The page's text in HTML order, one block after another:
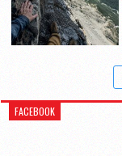
FACEBOOK